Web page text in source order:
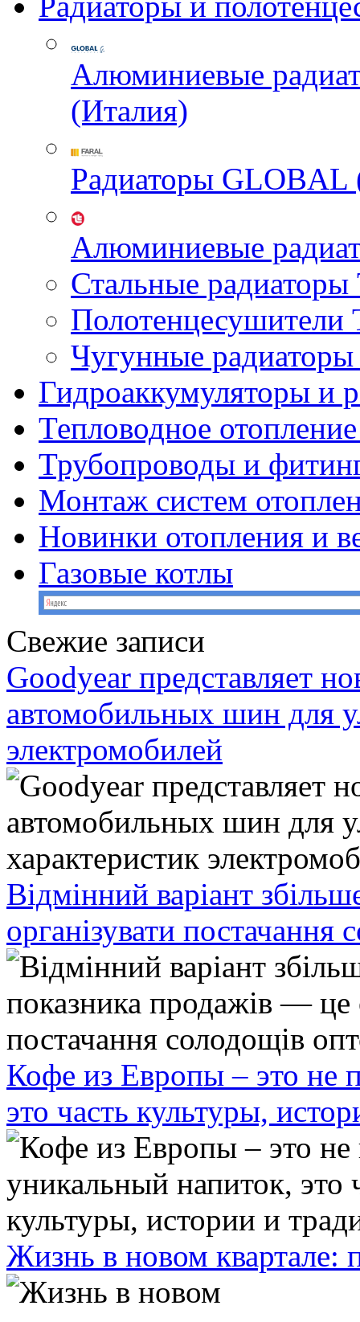
Алюминиевые
(Италия)
Радиаторы GLOBAL
Алюминиевые
Стальные
Чугунные
Гидроаккумуляторы и
Тепловодное
Трубопроводы и
Монтаж систем
Новинки отопления и
Газовые котлы
Свежие записи
Goodyear представляет
автомобильных шин для
электромобилей
Відмінний варіант
організувати постачання
Кофе из Европы – это не
это часть культуры,
Жизнь в новом квартале: